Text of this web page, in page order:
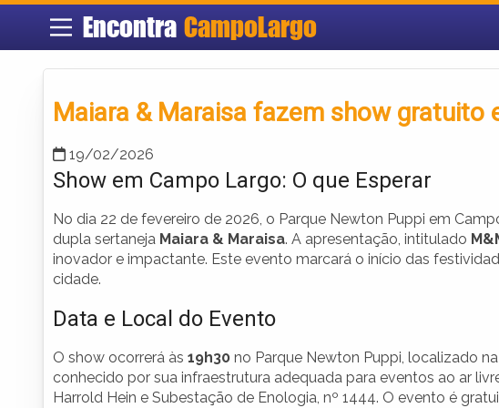
Encontra CampoLargo
Maiara & Maraisa fazem show
19/02/2026
Show em Campo Largo: O que Esperar
No dia 22 de fevereiro de 2026, o Parque Newton Puppi em
dupla sertaneja Maiara & Maraisa. A apresentação, intitulado
inovador e impactante. Este evento marcará o início das
cidade.
Data e Local do Evento
O show ocorrerá às 19h30 no Parque Newton Puppi, localizado
conhecido por sua infraestrutura adequada para eventos ao ar
Harrold Hein e Subestação de Enologia, nº 1444. O evento é